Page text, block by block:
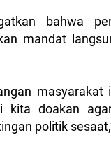
bahwa
mandat
kita doakan
politik